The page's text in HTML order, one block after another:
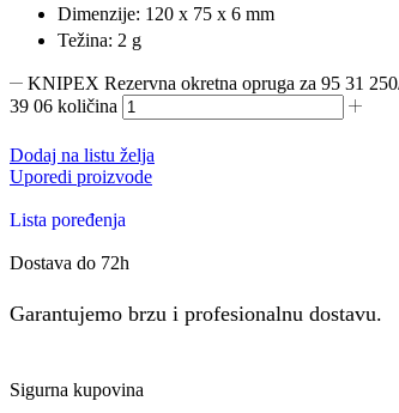
Dimenzije: 120 x 75 x 6 mm
Težina: 2 g
KNIPEX Rezervna okretna opruga za 95 31
39 06 količina
Dodaj na listu želja
Uporedi proizvode
Lista poređenja
Dostava do 72h
Garantujemo brzu i profesionalnu dostavu.
Sigurna kupovina